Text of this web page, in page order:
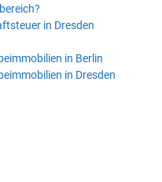
in Dresden
in Berlin
in Dresden